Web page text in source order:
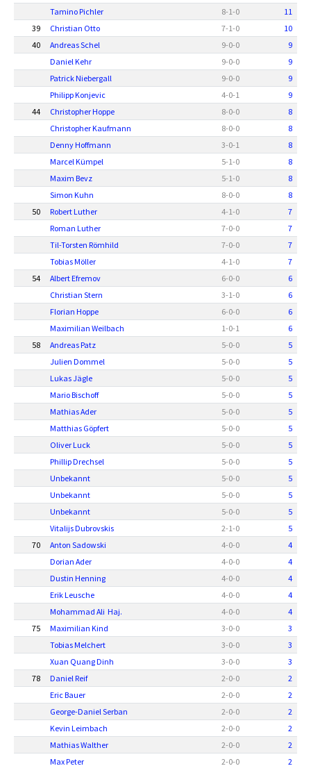
Tamino Pichler
8-1-0
11
39
Christian Otto 7-1-0
10
40
Andreas Schel 9-0-0
9
Daniel Kehr
9-0-0
9
Patrick Niebergall
9-0-0
9
Philipp Konjevic
4-0-1
9
44
Christopher Hoppe 8-0-0
8
Christopher Kaufmann
8-0-0
8
Denny Hoffmann
3-0-1
8
Marcel Kümpel
5-1-0
8
Maxim Bevz
5-1-0
8
Simon Kuhn
8-0-0
8
50
Robert Luther 4-1-0
7
Roman Luther
7-0-0
7
Til-Torsten Römhild
7-0-0
7
Tobias Möller
4-1-0
7
54
Albert Efremov 6-0-0
6
Christian Stern
3-1-0
6
Florian Hoppe
6-0-0
6
Maximilian Weilbach
1-0-1
6
58
Andreas Patz 5-0-0
5
Julien Dommel
5-0-0
5
Lukas Jägle
5-0-0
5
Mario Bischoff
5-0-0
5
Mathias Ader
5-0-0
5
Matthias Göpfert
5-0-0
5
Oliver Luck
5-0-0
5
Phillip Drechsel
5-0-0
5
Unbekannt
5-0-0
5
Unbekannt
5-0-0
5
Unbekannt
5-0-0
5
Vitalijs Dubrovskis
2-1-0
5
70
Anton Sadowski 4-0-0
4
Dorian Ader
4-0-0
4
Dustin Henning
4-0-0
4
Erik Leusche
4-0-0
4
Mohammad Ali Haj.
4-0-0
4
75
Maximilian Kind 3-0-0
3
Tobias Melchert
3-0-0
3
Xuan Quang Dinh
3-0-0
3
78
Daniel Reif 2-0-0
2
Eric Bauer
2-0-0
2
George-Daniel Serban
2-0-0
2
Kevin Leimbach
2-0-0
2
Mathias Walther
2-0-0
2
Max Peter
2-0-0
2